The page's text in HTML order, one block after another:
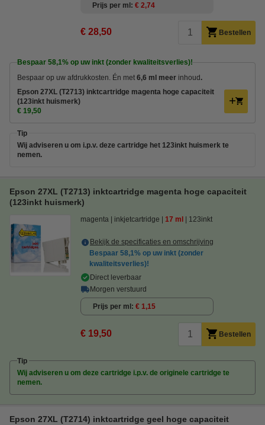
Prijs per ml
€ 2,74
€ 28,50 Bestellen
Bespaar 58,1% op uw inkt (zonder kwaliteitsverlies)!
Bespaar op uw afdrukkosten. Én met 6,6 ml meer inhoud .
Epson 27XL (T2713) inktcartridge magenta hoge capaciteit
(123inkt huismerk)
€ 19,50
Tip
Wij adviseren u om i.p.v. deze cartridge het 123inkt huismerk te
nemen.
Epson 27XL (T2713) inktcartridge magenta hoge capaciteit
(123inkt huismerk)
magenta inkjetcartridge 17 ml 123inkt
Bekijk de specificaties en omschrijving
Bespaar 58,1% op uw inkt (zonder
kwaliteitsverlies)!
Direct leverbaar
Morgen verstuurd
Prijs per ml € 1,15
€ 19,50 Bestellen
Tip
Wij adviseren u om deze cartridge i.p.v. de originele cartridge te
nemen.
Epson 27XL (T2714) inktcartridge geel hoge capaciteit